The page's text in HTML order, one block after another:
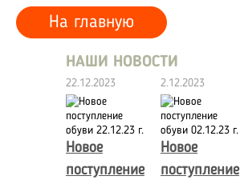
На главную
НАШИ НОВОСТИ
22.12.2023
Новое
поступление
2.12.2023
Новое
поступление